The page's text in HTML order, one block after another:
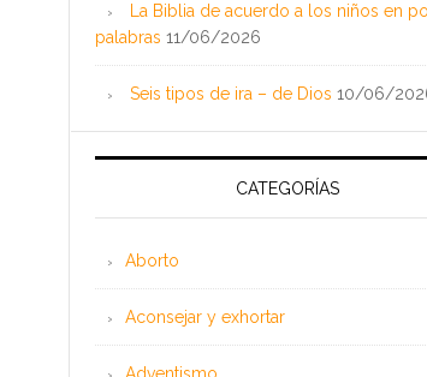
La Biblia de acuerdo a los niños en
palabras 11/06/2026
Seis tipos de ira – de Dios 10/06/
CATEGORÍAS
Aborto
Aconsejar y exhortar